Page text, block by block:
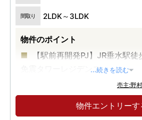
間取り 2LDK～3LDK
物件のポイント
【駅前再開発PJ】JR垂水駅
免震タワーレジデンス
【JR垂水駅徒歩2分】地上32
大規模再開発タワー
【JR垂水駅前】野村不動産×
...続きを読む
売主:野
物件エントリーす